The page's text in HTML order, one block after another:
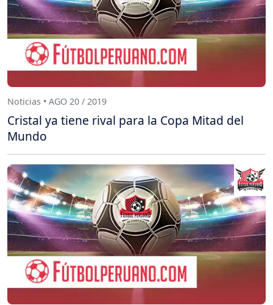
Noticias • AGO 20 / 2019
Cristal ya tiene rival para la Copa Mitad del
Mundo